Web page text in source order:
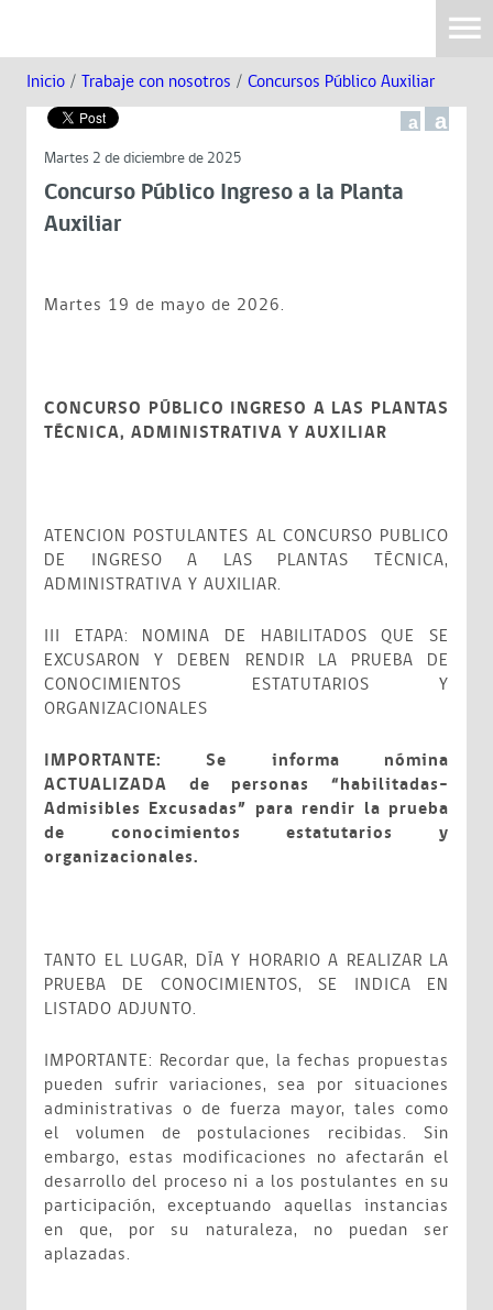
Inicio / Trabaje con nosotros / Concursos Público Auxiliar
a a
Martes 2 de diciembre de 2025
Concurso Público Ingreso a la Planta
Auxiliar
Martes 19 de mayo de 2026.
CONCURSO PÚBLICO INGRESO A LAS PLANTAS
TÉCNICA, ADMINISTRATIVA Y AUXILIAR
ATENCION POSTULANTES AL CONCURSO PUBLICO
DE INGRESO A LAS PLANTAS TÉCNICA,
ADMINISTRATIVA Y AUXILIAR.
III ETAPA: NOMINA DE HABILITADOS QUE SE
EXCUSARON Y DEBEN RENDIR LA PRUEBA DE
CONOCIMIENTOS ESTATUTARIOS Y
ORGANIZACIONALES
IMPORTANTE: Se informa nómina
ACTUALIZADA de personas “habilitadas-
Admisibles Excusadas” para rendir la prueba
de conocimientos estatutarios y
organizacionales.
TANTO EL LUGAR, DÍA Y HORARIO A REALIZAR LA
PRUEBA DE CONOCIMIENTOS, SE INDICA EN
LISTADO ADJUNTO.
IMPORTANTE: Recordar que, la fechas propuestas
pueden sufrir variaciones, sea por situaciones
administrativas o de fuerza mayor, tales como
el volumen de postulaciones recibidas. Sin
embargo, estas modificaciones no afectarán el
desarrollo del proceso ni a los postulantes en su
participación, exceptuando aquellas instancias
en que, por su naturaleza, no puedan ser
aplazadas.